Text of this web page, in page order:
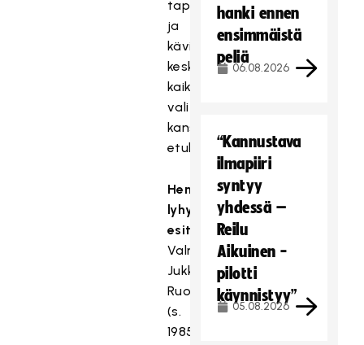
tapasi
ja
kävi
keskustelut
kaikkien
valittujen
kanssa
etukäteen.
Henkilöiden
lyhyet
esittelyt
Valmentaja
Jukka
Ruotsalainen
(s.
1985)
hanki ennen
ensimmäistä
peliä
06.08.2026
“Kannustava
ilmapiiri
syntyy
yhdessä –
Reilu
Aikuinen -
pilotti
käynnistyy”
05.08.2026